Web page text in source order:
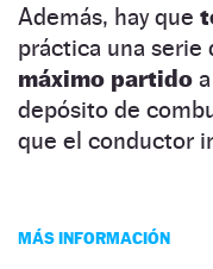
Además, hay que
práctica una serie
máximo partido
depósito de
que el conductor
MÁS INFORMACIÓN